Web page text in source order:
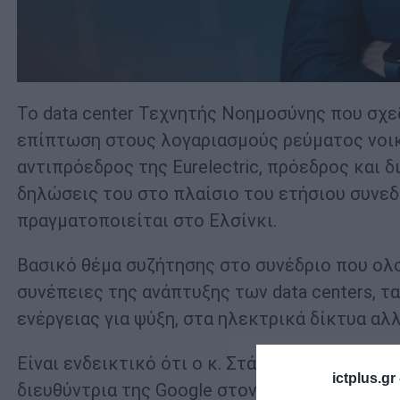
ictplus.gr
Το data center Τεχνητής Νοημοσύνης που
επίπτωση στους λογαριασμούς ρεύματος
αντιπρόεδρος της Eurelectric, πρόεδρος και
δηλώσεις του στο πλαίσιο του ετήσιου
πραγματοποιείται στο Ελσίνκι.
Βασικό θέμα συζήτησης στο συνέδριο που
συνέπειες της ανάπτυξης των data centers,
ενέργειας για ψύξη, στα ηλεκτρικά δίκτυα
Είναι ενδεικτικό ότι ο κ. Στάσσης ως
διευθύντρια της Google στον τομέα των